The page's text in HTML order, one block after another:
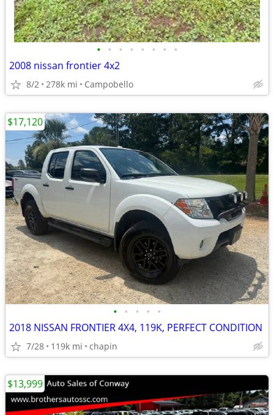
• • • • • • • •
2008 nissan frontier 4x2
8/2 278k mi Campobello
• • • • •
2018 NISSAN FRONTIER 4X4, 119K, PERFECT CONDITION
7/28 119k mi chapin
$17,120
$13,999